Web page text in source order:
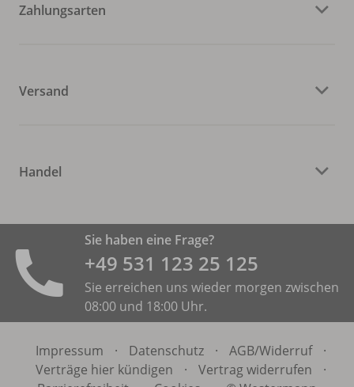
Zahlungsarten
Versand
Handel
Sie haben eine Frage?
+49 531 ­123 25 125
Sie erreichen uns wieder morgen zwischen
08:00 und 18:00 Uhr.
Impressum · Datenschutz · AGB/Widerruf
·
Verträge hier kündigen
· Vertrag widerrufen
·